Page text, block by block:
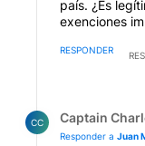
país. ¿Es
exenciones
RESPONDER
CC Captain
Responder a Juan